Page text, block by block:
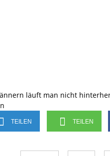
TEILEN TEILEN